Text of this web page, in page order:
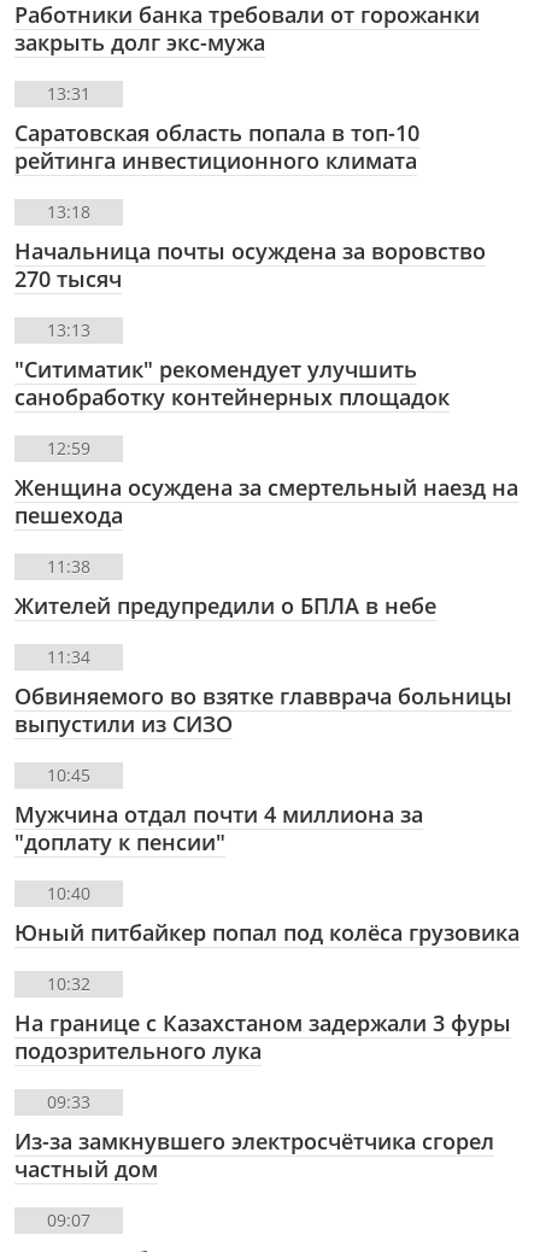
Работники банка требовали от горожанки
закрыть долг экс-мужа
13:31
Саратовская область попала в топ-10
рейтинга инвестиционного климата
13:18
Начальница почты осуждена за воровство
270 тысяч
13:13
"Ситиматик" рекомендует улучшить
санобработку контейнерных площадок
12:59
Женщина осуждена за смертельный наезд на
пешехода
11:38
Жителей предупредили о БПЛА в небе
11:34
Обвиняемого во взятке главврача больницы
выпустили из СИЗО
10:45
Мужчина отдал почти 4 миллиона за
"доплату к пенсии"
10:40
Юный питбайкер попал под колёса грузовика
10:32
На границе с Казахстаном задержали 3 фуры
подозрительного лука
09:33
Из-за замкнувшего электросчётчика сгорел
частный дом
09:07